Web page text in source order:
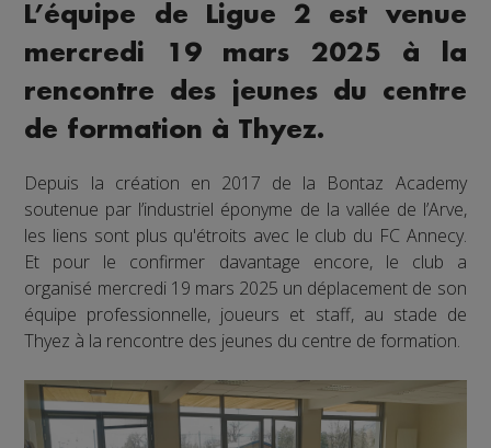
L’équipe de Ligue 2 est venue
mercredi 19 mars 2025 à la
rencontre des jeunes du centre
de formation à Thyez.
Depuis la création en 2017 de la Bontaz Academy
soutenue par l’industriel éponyme de la vallée de l’Arve,
les liens sont plus qu'étroits avec le club du FC Annecy.
Et pour le confirmer davantage encore, le club a
organisé mercredi 19 mars 2025 un déplacement de son
équipe professionnelle, joueurs et staff, au stade de
Thyez à la rencontre des jeunes du centre de formation.